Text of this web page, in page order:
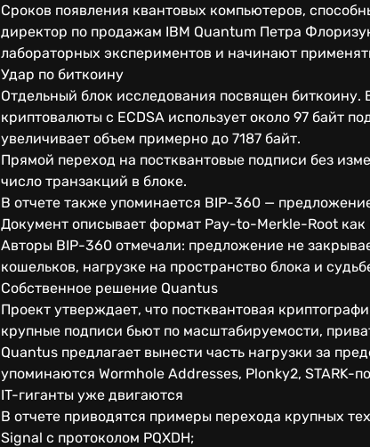
Сроков появления квантовых компьютеров,
директор по продажам IBM Quantum Петра
лабораторных экспериментов и начинают
Удар по биткоину
Отдельный блок исследования посвящен
криптовалюты с ECDSA использует около 97 байт
увеличивает объем примерно до 7187 байт.
Прямой переход на постквантовые подписи без
число транзакций в блоке.
В отчете также упоминается BIP-360 —
Документ описывает формат Pay-to-Merkle-Root
Авторы BIP-360 отмечали: предложение не
кошельков, нагрузке на пространство блока и
Собственное решение Quantus
Проект утверждает, что постквантовая
крупные подписи бьют по масштабируемости,
Quantus предлагает вынести часть нагрузки за
упоминаются Wormhole Addresses, Plonky2, STARK-
IT-гиганты уже двигаются
В отчете приводятся примеры перехода крупных
Signal с протоколом PQXDH;